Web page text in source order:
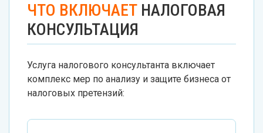
ЧТО ВКЛЮЧАЕТ НАЛОГОВАЯ
КОНСУЛЬТАЦИЯ
Услуга налогового консультанта включает
комплекс мер по анализу и защите бизнеса от
налоговых претензий: